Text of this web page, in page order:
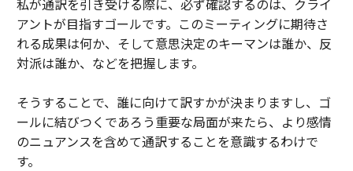
私が通訳を引き受ける際に、必ず確認するのは、クライ
アントが目指すゴールです。このミーティングに期待さ
れる成果は何か、そして意思決定のキーマンは誰か、反
対派は誰か、などを把握します。
そうすることで、誰に向けて訳すかが決まりますし、ゴ
ールに結びつくであろう重要な局面が来たら、より感情
のニュアンスを含めて通訳することを意識するわけで
す。